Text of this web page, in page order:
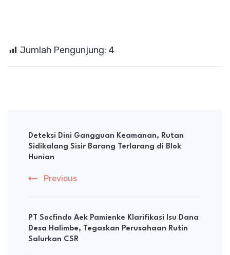
Jumlah Pengunjung: 4
Navigation
Deteksi Dini Gangguan Keamanan, Rutan
Sidikalang Sisir Barang Terlarang di Blok
Hunian
Previous
PT Socfindo Aek Pamienke Klarifikasi Isu Dana
Desa Halimbe, Tegaskan Perusahaan Rutin
Salurkan CSR